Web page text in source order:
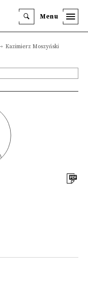
Menu
Kazimierz Moszyński